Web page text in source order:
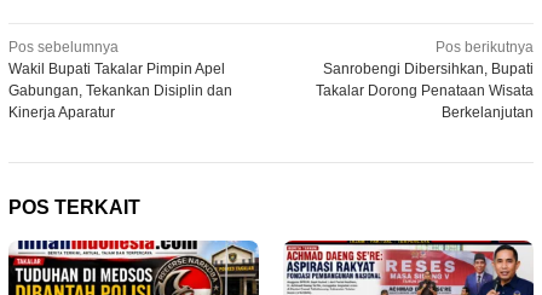
Navigasi
pos
Pos sebelumnya
Wakil Bupati Takalar Pimpin Apel
Gabungan, Tekankan Disiplin dan
Kinerja Aparatur
Pos berikutnya
Sanrobengi Dibersihkan, Bupati
Takalar Dorong Penataan Wisata
Berkelanjutan
POS TERKAIT